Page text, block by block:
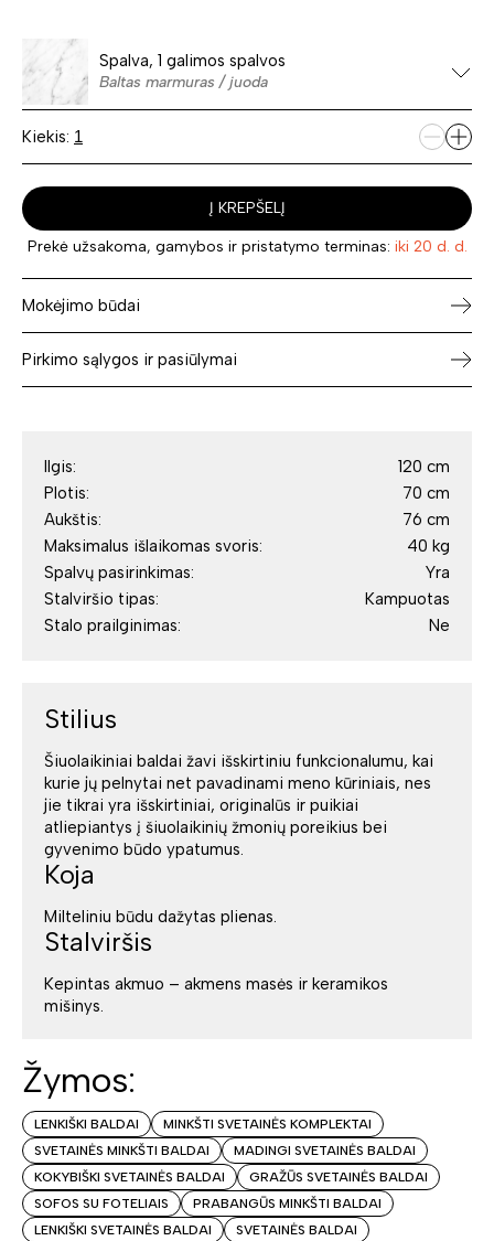
Spalva, 1 galimos spalvos
Baltas marmuras / juoda
Kiekis:
Į KREPŠELĮ
Prekė užsakoma, gamybos ir pristatymo terminas: iki 20 d. d.
Mokėjimo būdai
Pirkimo sąlygos ir pasiūlymai
Ilgis:
120 cm
Plotis:
70 cm
Aukštis:
76 cm
Maksimalus išlaikomas svoris:
40 kg
Spalvų pasirinkimas:
Yra
Stalviršio tipas:
Kampuotas
Stalo prailginimas:
Ne
Stilius
Šiuolaikiniai baldai žavi išskirtiniu funkcionalumu, kai
kurie jų pelnytai net pavadinami meno kūriniais, nes
jie tikrai yra išskirtiniai, originalūs ir puikiai
atliepiantys į šiuolaikinių žmonių poreikius bei
gyvenimo būdo ypatumus.
Koja
Milteliniu būdu dažytas plienas.
Stalviršis
Kepintas akmuo – akmens masės ir keramikos
mišinys.
Žymos:
LENKIŠKI BALDAI
MINKŠTI SVETAINĖS KOMPLEKTAI
SVETAINĖS MINKŠTI BALDAI
MADINGI SVETAINĖS BALDAI
KOKYBIŠKI SVETAINĖS BALDAI
GRAŽŪS SVETAINĖS BALDAI
SOFOS SU FOTELIAIS
PRABANGŪS MINKŠTI BALDAI
LENKIŠKI SVETAINĖS BALDAI
SVETAINĖS BALDAI